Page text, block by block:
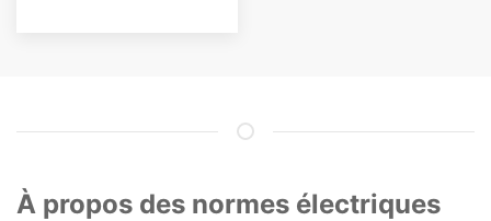
À propos des normes électriques